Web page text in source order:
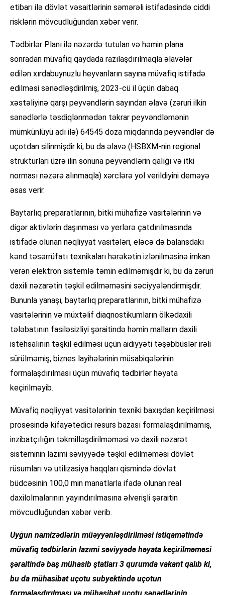
etibarı ilə dövlət vəsaitlərinin səmərəli istifadəsində ciddi
risklərin mövcudluğundan xəbər verir.
Tədbirlər Planı ilə nəzərdə tutulan və həmin plana
sonradan müvafiq qaydada razılaşdırılmaqla əlavələr
edilən xırdabuynuzlu heyvanların sayına müvafiq istifadə
edilməsi sənədləşdirilmiş, 2023-cü il üçün dabaq
xəstəliyinə qarşı peyvəndlərin sayından əlavə (zəruri ilkin
sənədlərlə təsdiqlənmədən təkrar peyvəndləmənin
mümkünlüyü adı ilə) 64545 doza miqdarında peyvəndlər də
uçotdan silinmişdir ki, bu da əlavə (HSBXM-nin regional
strukturları üzrə ilin sonuna peyvəndlərin qalığı və itki
norması nəzərə alınmaqla) xərclərə yol verildiyini deməyə
əsas verir.
Baytarlıq preparatlarının, bitki mühafizə vasitələrinin və
digər aktivlərin daşınması və yerlərə çatdırılmasında
istifadə olunan nəqliyyat vasitələri, eləcə də balansdakı
kənd təsərrüfatı texnikaları hərəkətin izlənilməsinə imkan
verən elektron sistemlə təmin edilməmişdir ki, bu da zəruri
daxili nəzarətin təşkil edilməməsini səciyyələndirmişdir.
Bununla yanaşı, baytarlıq preparatlarının, bitki mühafizə
vasitələrinin və müxtəlif diaqnostikumların ölkədaxili
tələbatının fasiləsizliyi şəraitində həmin malların daxili
istehsalının təşkil edilməsi üçün aidiyyəti təşəbbüslər irəli
sürülməmiş, biznes layihələrinin müsabiqələrinin
formalaşdırılması üçün müvafiq tədbirlər həyata
keçirilməyib.
Müvafiq nəqliyyat vasitələrinin texniki baxışdan keçirilməsi
prosesində kifayətedici resurs bazası formalaşdırılmamış,
inzibatçılığın təkmilləşdirilməməsi və daxili nəzarət
sisteminin lazımi səviyyədə təşkil edilməməsi dövlət
rüsumları və utilizasiya haqqları qismində dövlət
büdcəsinin 100,0 min manatlarla ifadə olunan real
daxilolmalarının yayındırılmasına əlverişli şəraitin
mövcudluğundan xəbər verib.
Uyğun namizədlərin müəyyənləşdirilməsi istiqamətində
müvafiq tədbirlərin lazımi səviyyədə həyata keçirilməməsi
şəraitində baş mühasib ştatları 3 qurumda vakant qalıb ki,
bu da mühasibat uçotu subyektində uçotun